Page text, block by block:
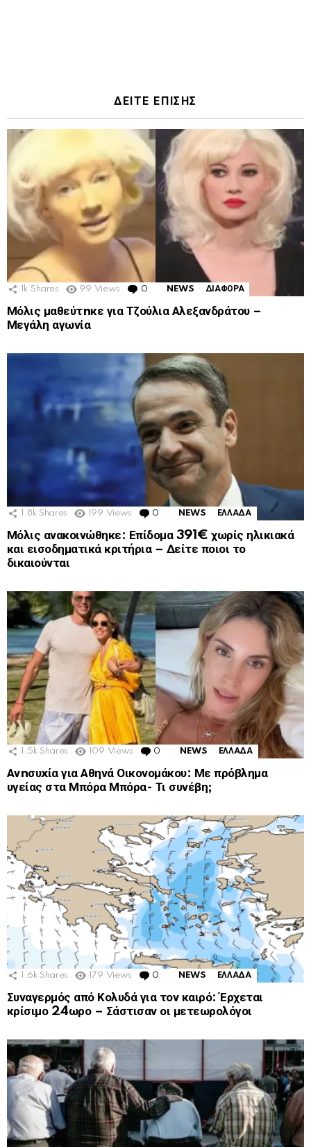
ΔΕΙΤΕ ΕΠΙΣΗΣ
1k Shares 99 Views 0 Comments
NEWS ΔΙΑΦΟΡΑ
Μόλις μαθεύτnκε για Τζούλια Αλεξανδράτου –
Μεγάλη αγωνία
1.8k Shares 199 Views 0 Comments
NEWS ΕΛΛΑΔΑ
Μόλις ανακοινώθηκε: Επίδομα 391€ χωρίς ηλικιακά
και εισοδηματικά κριτήρια – Δείτε ποιοι το
δικαιούνται
1.5k Shares 109 Views 0 Comments
NEWS ΕΛΛΑΔΑ
Ανnσυxία για Αθηνά Οικονομάκου: Με πρόβλημα
υγείας στα Μπόρα Μπόρα- Τι συνέβη;
1.6k Shares 179 Views 0 Comments
NEWS ΕΛΛΑΔΑ
Συναγερμός από Κολυδά για τον καιρό: Έρχεται
κρίσιμο 24ωρο – Σάστισαν οι μετεωρολόγοι